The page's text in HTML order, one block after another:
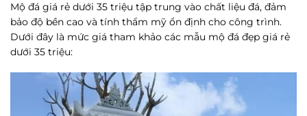
Mộ đá giá rẻ dưới 35 triệu tập trung vào chất liệu đá, đảm
bảo độ bền cao và tính thẩm mỹ ổn định cho công trình.
Dưới đây là mức giá tham khảo các mẫu mộ đá đẹp giá rẻ
dưới 35 triệu: